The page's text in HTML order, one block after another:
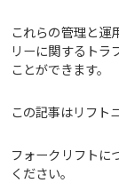
これらの管理と運
リーに関するトラ
ことができます。
この記事はリフト
フォークリフトに
ください。